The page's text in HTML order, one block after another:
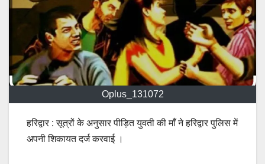
Oplus_131072
हरिद्वार : सूत्रों के अनुसार पीड़ित युवती की माँ ने हरिद्वार पुलिस में
अपनी शिकायत दर्ज करवाई ।